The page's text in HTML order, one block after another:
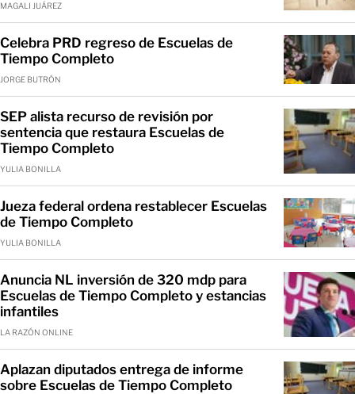
MAGALI JUÁREZ
Celebra PRD regreso de Escuelas de
Tiempo Completo
JORGE BUTRÓN
SEP alista recurso de revisión por
sentencia que restaura Escuelas de
Tiempo Completo
YULIA BONILLA
Jueza federal ordena restablecer Escuelas
de Tiempo Completo
YULIA BONILLA
Anuncia NL inversión de 320 mdp para
Escuelas de Tiempo Completo y estancias
infantiles
LA RAZÓN ONLINE
Aplazan diputados entrega de informe
sobre Escuelas de Tiempo Completo